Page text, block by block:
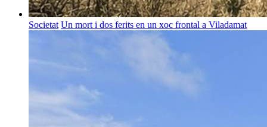
Societat Un mort i dos ferits en un xoc frontal a Viladamat